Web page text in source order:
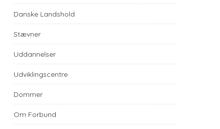
Danske Landshold
Stævner
Uddannelser
Udviklingscentre
Dommer
Om Forbund